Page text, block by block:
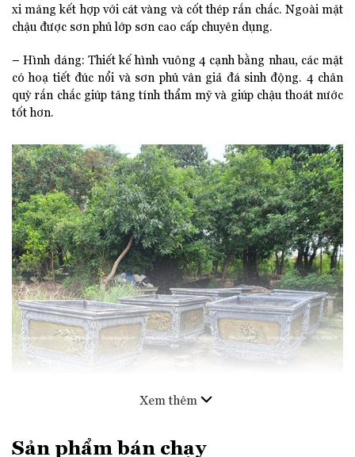
xi măng kết hợp với cát vàng và cốt thép rắn chắc. Ngoài mặt
chậu được sơn phủ lớp sơn cao cấp chuyên dụng.
– Hình dáng: Thiết kế hình vuông 4 cạnh bằng nhau, các mặt
có hoạ tiết đúc nổi và sơn phủ vân giả đá sinh động. 4 chân
quỳ rắn chắc giúp tăng tính thẩm mỹ và giúp chậu thoát nước
tốt hơn.
Xem thêm
Sản phẩm bán chạy